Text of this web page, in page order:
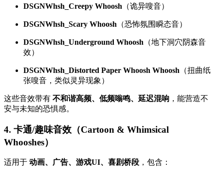
DSGNWhsh_Creepy Whoosh （诡异嗖音）
DSGNWhsh_Scary Whoosh （恐怖氛围瞬态音）
DSGNWhsh_Underground Whoosh （地下洞穴阴森音
效）
DSGNWhsh_Distorted Paper Whoosh Whoosh （扭曲纸
张嗖音，类似灵异现象）
这些音效带有 不和谐高频、低频嗡鸣、延迟混响 ，能营造不
安与未知的恐惧感。
4. 卡通/趣味音效（Cartoon & Whimsical
Whooshes）
适用于 动画、广告、游戏UI、喜剧桥段 ，包含：